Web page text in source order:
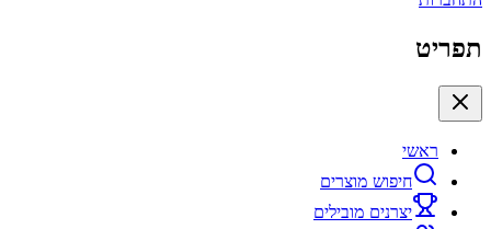
תפריט
ראשי
חיפוש מוצרים
יצרנים מובילים